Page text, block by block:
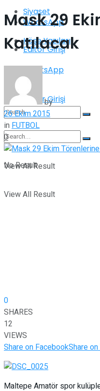
WhatsApp
Editör Girişi
No Result
View All Result
Siyaset
Köşe Yazıları
WhatsApp
Editör Girişi
No Result
View All Result
Mask 29
Katılacak
by
26 Ekim 2015
inFUTBOL
0
0
SHARES
12
VIEWS
Share on FacebookShare
Maltepe Amatör spor